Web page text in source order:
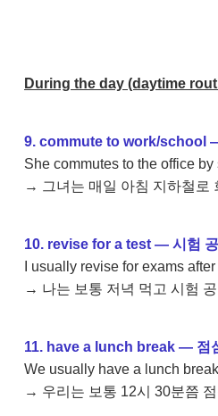
During the day (daytime
9. commute to work/school
She commutes to the office
→ 그녀는 매일 아침 지하철로
10. revise for a test — 시험
I usually revise for exams
→ 나는 보통 저녁 먹고 시험
11. have a lunch break — 점
We usually have a lunch
→ 우리는 보통 12시 30분쯤